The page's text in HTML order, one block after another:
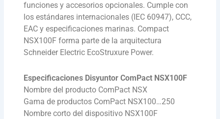
funciones y accesorios opcionales. Cumple con
los estándares internacionales (IEC 60947), CCC,
EAC y especificaciones marinas. Compact
NSX100F forma parte de la arquitectura
Schneider Electric EcoStruxure Power.
Especificaciones Disyuntor ComPact NSX100F
Nombre del producto ComPact NSX
Gama de productos ComPact NSX100…250
Nombre corto del dispositivo NSX100F